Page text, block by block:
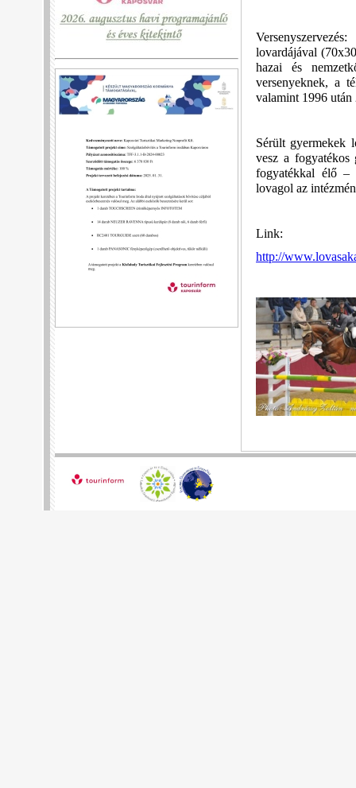
lovardájával
hazai és
versenyeknek, a
valamint 1996
Sérült gyermekek
vesz a fogyatékos
fogyatékkal élő –
lovagol az
Link:
http://